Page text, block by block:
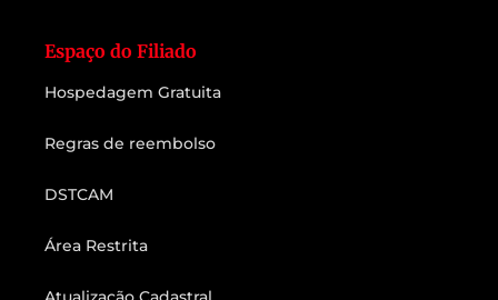
Espaço do Filiado
Hospedagem Gratuita
Regras de reembolso
DSTCAM
Área Restrita